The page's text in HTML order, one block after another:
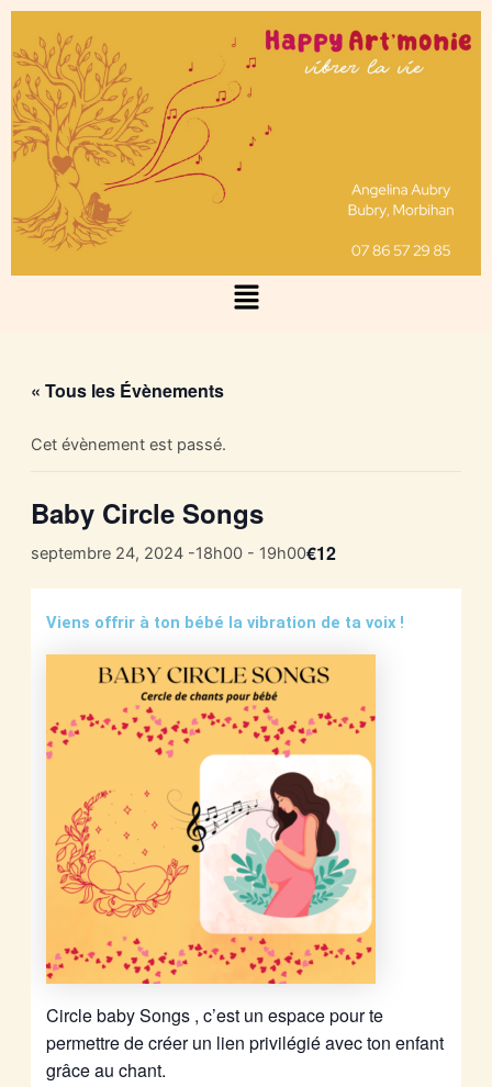
Aller
contenu
Menu
« Tous les Évènements
Cet évènement est passé.
Baby Circle Songs
septembre 24, 2024 -18h00- 19h00€12
Viens offrir à ton bébé la vibration de ta voix !
Circle baby Songs , c’est un espace pour te
permettre de créer un lien privilégié avec ton enfant
grâce au chant.